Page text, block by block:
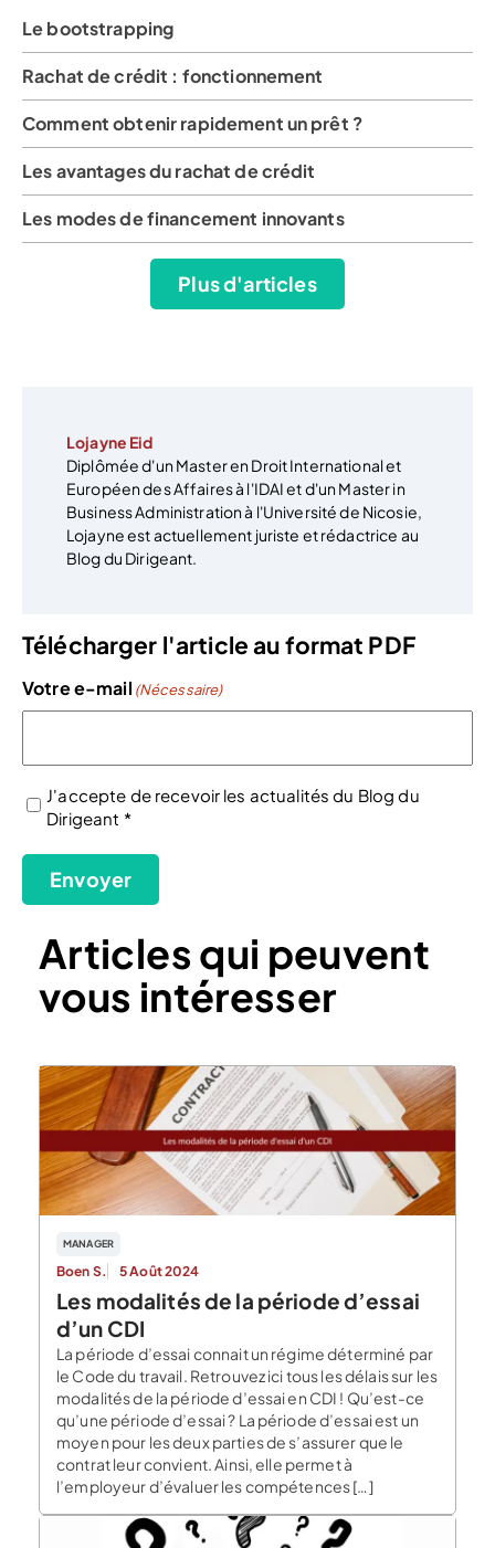
Le bootstrapping
Rachat de crédit : fonctionnement
Comment obtenir rapidement un prêt ?
Les avantages du rachat de crédit
Les modes de financement innovants
Plus d'articles
Lojayne Eid
Diplômée d'un Master en Droit International et
Européen des Affaires à l'IDAI et d'un Master in
Business Administration à l'Université de Nicosie,
Lojayne est actuellement juriste et rédactrice au
Blog du Dirigeant.
Télécharger l'article au format PDF
Votre e-mail (Nécessaire)
(Nécessaire)
J'accepte de recevoir les actualités du Blog du
Dirigeant *
Envoyer
Articles qui peuvent
vous intéresser
MANAGER
Boen S. 5 Août 2024
Les modalités de la période d’essai
d’un CDI
La période d’essai connait un régime déterminé par
le Code du travail. Retrouvez ici tous les délais sur les
modalités de la période d’essai en CDI ! Qu’est-ce
qu’une période d’essai ? La période d’essai est un
moyen pour les deux parties de s’assurer que le
contrat leur convient. Ainsi, elle permet à
l’employeur d’évaluer les compétences […]